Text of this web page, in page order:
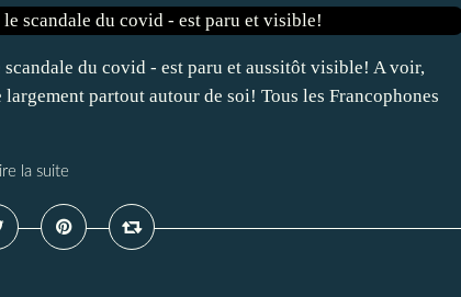
du covid - est paru et aussitôt visible! A voir,
partout autour de soi! Tous les Francophones
la suite